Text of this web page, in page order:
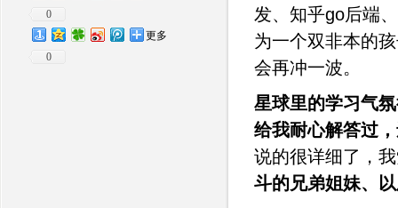
0
更多
0
发、知乎go后端
为一个双非本的
会再冲一波。
星球里的学习气
给我耐心解答过
说的很详细了，
斗的兄弟姐妹、